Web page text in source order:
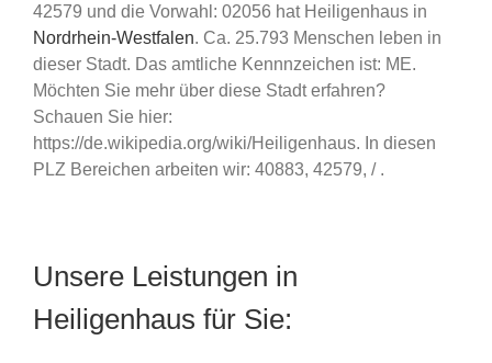
42579 und die Vorwahl: 02056 hat Heiligenhaus in
Nordrhein-Westfalen. Ca. 25.793 Menschen leben in
dieser Stadt. Das amtliche Kennnzeichen ist: ME.
Möchten Sie mehr über diese Stadt erfahren?
Schauen Sie hier:
https://de.wikipedia.org/wiki/Heiligenhaus. In diesen
PLZ Bereichen arbeiten wir: 40883, 42579, / .
Unsere Leistungen in
Heiligenhaus für Sie: